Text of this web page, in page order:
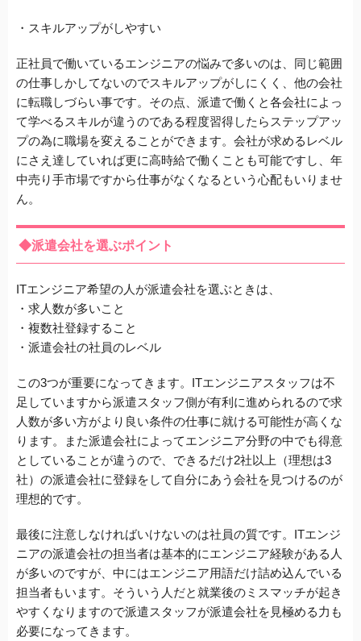
・スキルアップがしやすい
正社員で働いているエンジニアの悩みで多いのは、同じ範囲
の仕事しかしてないのでスキルアップがしにくく、他の会社
に転職しづらい事です。その点、派遣で働くと各会社によっ
て学べるスキルが違うのである程度習得したらステップアッ
プの為に職場を変えることができます。会社が求めるレベル
にさえ達していれば更に高時給で働くことも可能ですし、年
中売り手市場ですから仕事がなくなるという心配もいりませ
ん。
◆派遣会社を選ぶポイント
ITエンジニア希望の人が派遣会社を選ぶときは、
・求人数が多いこと
・複数社登録すること
・派遣会社の社員のレベル
この3つが重要になってきます。ITエンジニアスタッフは不
足していますから派遣スタッフ側が有利に進められるので求
人数が多い方がより良い条件の仕事に就ける可能性が高くな
ります。また派遣会社によってエンジニア分野の中でも得意
としていることが違うので、できるだけ2社以上（理想は3
社）の派遣会社に登録をして自分にあう会社を見つけるのが
理想的です。
最後に注意しなければいけないのは社員の質です。ITエンジ
ニアの派遣会社の担当者は基本的にエンジニア経験がある人
が多いのですが、中にはエンジニア用語だけ詰め込んでいる
担当者もいます。そういう人だと就業後のミスマッチが起き
やすくなりますので派遣スタッフが派遣会社を見極める力も
必要になってきます。